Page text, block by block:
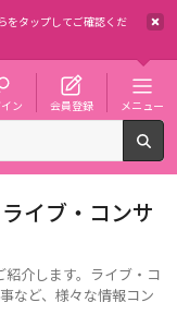
をタップしてご確認くだ
ン 会員登録 メニュー
イブ・コンサ
介します。ライブ・コ
など、様々な情報コン